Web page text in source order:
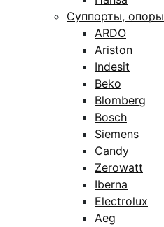
Суппорты, опоры
ARDO
Ariston
Indesit
Beko
Blomberg
Bosch
Siemens
Candy
Zerowatt
Iberna
Electrolux
Aeg